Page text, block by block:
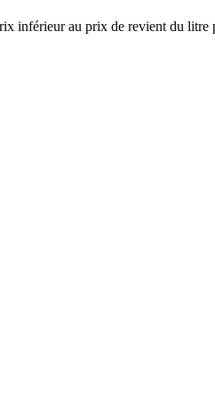
inférieur au prix de revient du litre